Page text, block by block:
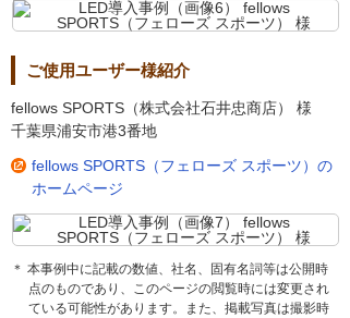
ご使用ユーザー様紹介
fellows SPORTS（株式会社石井忠商店） 様
千葉県浦安市港3番地
fellows SPORTS（フェローズ スポーツ）の
ホームページ
＊ 本事例中に記載の数値、社名、固有名詞等は公開時
点のものであり、このページの閲覧時には変更され
ている可能性があります。また、掲載写真は撮影時